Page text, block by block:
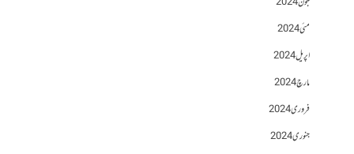
مئی 2024
اپریل 2024
مارچ 2024
فروری 2024
جنوری 2024